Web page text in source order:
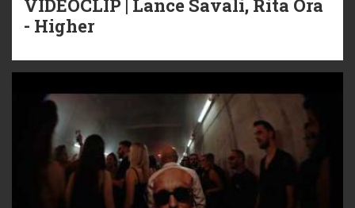
VIDEOCLIP | Lance Savali, Rita Ora
- Higher